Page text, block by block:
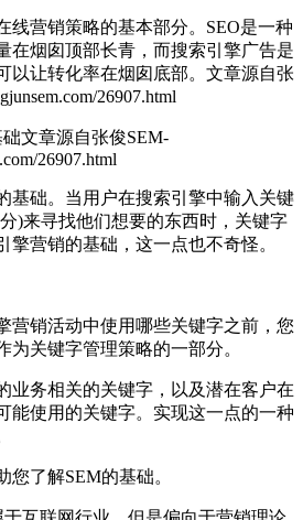
线营销策略的基本部分。SEO是一种
在烟囱顶部长青，而搜索引擎广告是
以让转化率在烟囱底部。 文章源自张
26907.html
文章源自张俊SEM-
26907.html
基础。当用户在搜索引擎中输入关键
)来寻找他们想要的东西时，关键字
擎营销的基础，这一点也不奇怪。
营销活动中使用哪些关键字之前，您
为关键字管理策略的一部分。
业务相关的关键字，以及潜在客户在
能使用的关键字。实现这一点的一种
了解SEM的基础。